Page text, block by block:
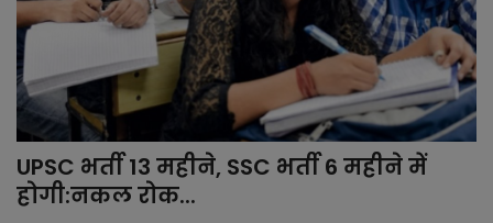
UPSC भर्ती 13 महीने, SSC भर्ती 6 महीने में
होगी:नकल रोक...